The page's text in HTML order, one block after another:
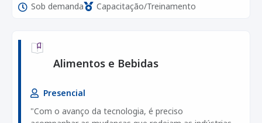
Sob demanda Capacitação/Treinamento
Alimentos e Bebidas
Presencial
"Com o avanço da tecnologia, é preciso